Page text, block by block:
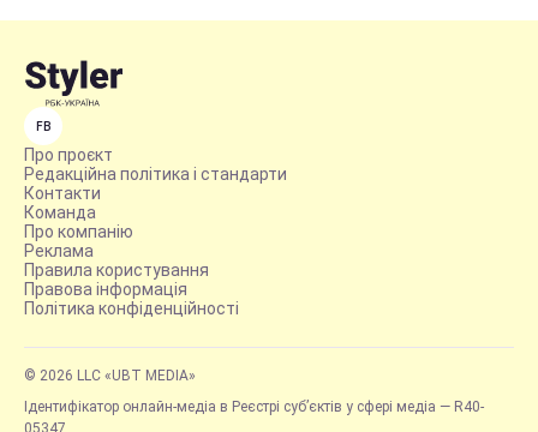
FB
Про проєкт
Редакційна політика і стандарти
Контакти
Команда
Про компанію
Реклама
Правила користування
Правова інформація
Політика конфіденційності
© 2026 LLC «UBT MEDIA»
Ідентифікатор онлайн-медіа в Реєстрі суб’єктів у сфері медіа — R40-